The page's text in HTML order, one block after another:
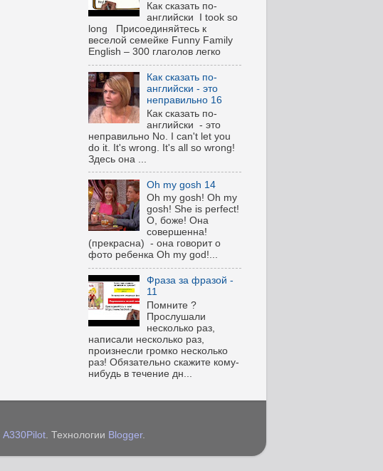
Как сказать по-
английски I took so
long Присоединяйтесь к
веселой семейке Funny Family
English – 300 глаголов легко
Как сказать по-
английски - это
неправильно 16
Как сказать по-
английски - это
неправильно No. I can't let you
do it. It's wrong. It's all so wrong!
Здесь она ...
Oh my gosh 14
Oh my gosh! Oh my
gosh! She is perfect!
О, боже! Она
совершенна!
(прекрасна) - она говорит о
фото ребенка Oh my god!...
Фраза за фразой -
11
Помните ?
Прослушали
несколько раз,
написали несколько раз,
произнесли громко несколько
раз! Обязательно скажите кому-
нибудь в течение дн...
A330Pilot. Технологии Blogger.